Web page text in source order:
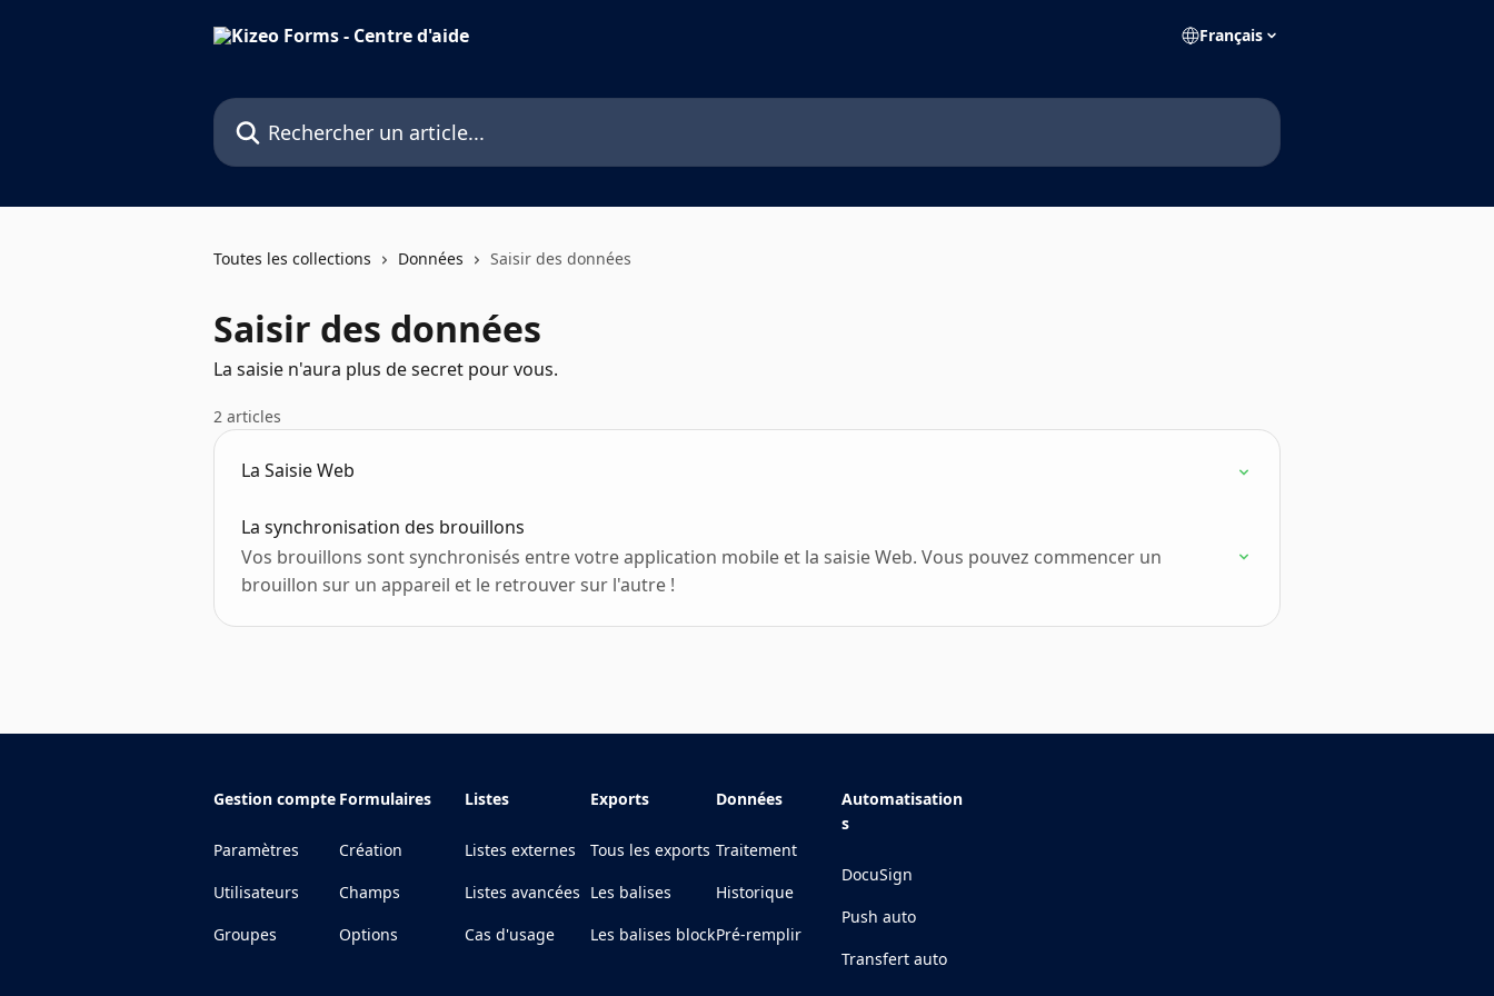
Français
Rechercher un article...
Toutes les collections Données Saisir des données
Saisir des données
La saisie n'aura plus de secret pour vous.
2 articles
La Saisie Web
La synchronisation des brouillons
Vos brouillons sont synchronisés entre votre application mobile et la saisie Web. Vous pouvez commencer un
brouillon sur un appareil et le retrouver sur l'autre !
Gestion compte
Paramètres
Utilisateurs
Groupes
Formulaires
Création
Champs
Options
Listes
Listes externes
Listes avancées
Cas d'usage
Exports
Tous les exports
Les balises
Les balises block
Données
Traitement
Historique
Pré-remplir
Automatisation
s
DocuSign
Push auto
Transfert auto